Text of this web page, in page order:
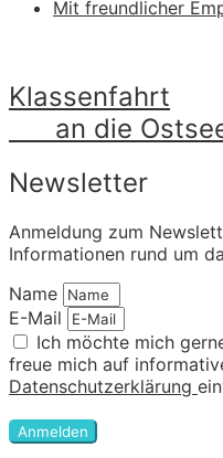
Mit freundlicher
Klassenfahrt
an die
Newsletter
Anmeldung zum
Informationen rund um
Name
E-Mail
Ich möchte mich
freue mich auf
Datenschutzerklärung
Anmelden